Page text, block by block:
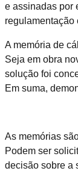
e assinadas por
regulamentação
A memória de
Seja em obra
solução foi
Em suma,
As memórias
Podem ser
decisão sobre a